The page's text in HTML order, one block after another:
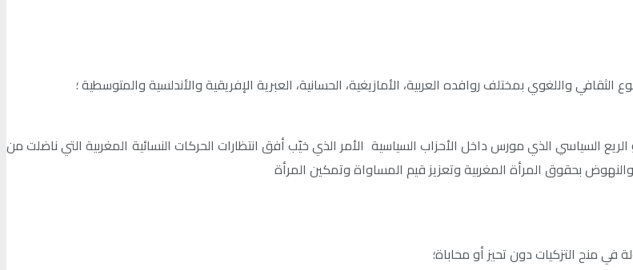
واللغوي بمختلف روافده العربية، الأمازيغية، الحسانية، العبرية الإفريقية والأندلسية والمتوسطية ؛
السياسي الذي مورس داخل الأحزاب السياسية الأمر الذي خيّب أفق انتظارات الحركات النسائية المغربية التي ناضلت من
في منح التزكيات دون تحيز أو محاباة؛